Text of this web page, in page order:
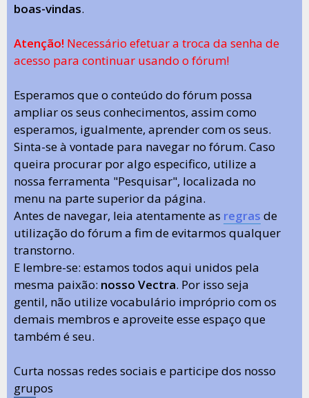
boas-vindas.
Atenção! Necessário efetuar a troca da senha de
acesso para continuar usando o fórum!
Esperamos que o conteúdo do fórum possa
ampliar os seus conhecimentos, assim como
esperamos, igualmente, aprender com os seus.
Sinta-se à vontade para navegar no fórum. Caso
queira procurar por algo especifico, utilize a
nossa ferramenta "Pesquisar", localizada no
menu na parte superior da página.
Antes de navegar, leia atentamente as regras de
utilização do fórum a fim de evitarmos qualquer
transtorno.
E lembre-se: estamos todos aqui unidos pela
mesma paixão: nosso Vectra. Por isso seja
gentil, não utilize vocabulário impróprio com os
demais membros e aproveite esse espaço que
também é seu.
Curta nossas redes sociais e participe dos nosso
grupos